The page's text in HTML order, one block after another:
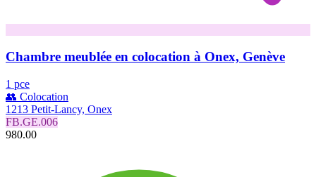
Chambre meublée en colocation à Onex, Genève
1 pce
👥 Colocation
1213 Petit-Lancy, Onex
FB.GE.006
980.00